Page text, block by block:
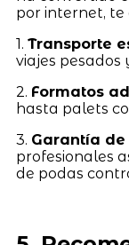
por internet, te
1. Transporte
viajes
2. Formatos
hasta palets
3. Garantía de
profesionales
de podas